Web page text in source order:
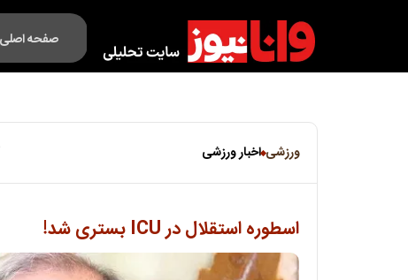
صفحه اصلی
فکت لایف
ورزشی اخبار ورزشی
اسطوره استقلال در ICU بستری شد!